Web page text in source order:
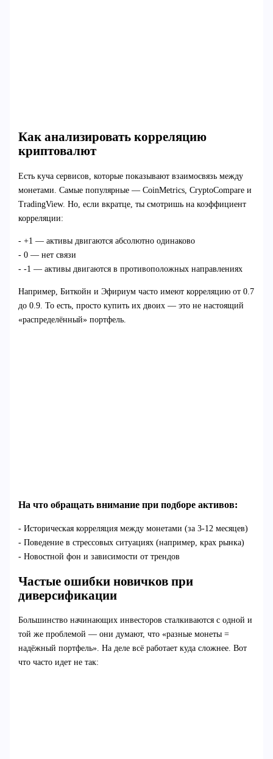
Как анализировать корреляцию
криптовалют
Есть куча сервисов, которые показывают взаимосвязь между
монетами. Самые популярные — CoinMetrics, CryptoCompare и
TradingView. Но, если вкратце, ты смотришь на коэффициент
корреляции:
- +1 — активы двигаются абсолютно одинаково
- 0 — нет связи
- -1 — активы двигаются в противоположных направлениях
Например, Биткойн и Эфириум часто имеют корреляцию от 0.7
до 0.9. То есть, просто купить их двоих — это не настоящий
«распределённый» портфель.
На что обращать внимание при подборе активов:
- Историческая корреляция между монетами (за 3-12 месяцев)
- Поведение в стрессовых ситуациях (например, крах рынка)
- Новостной фон и зависимости от трендов
Частые ошибки новичков при
диверсификации
Большинство начинающих инвесторов сталкиваются с одной и
той же проблемой — они думают, что «разные монеты =
надёжный портфель». На деле всё работает куда сложнее. Вот
что часто идет не так: